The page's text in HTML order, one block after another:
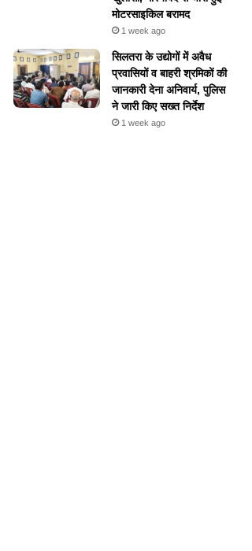
मोटरसाइकिल बरामद
1 week ago
सिलतरा के उद्योगों में अवैध
प्रवासियों व बाहरी श्रमिकों की
जानकारी देना अनिवार्य, पुलिस
ने जारी किए सख्त निर्देश
1 week ago